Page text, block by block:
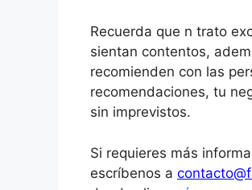
Recuerda que n trato
sientan contentos,
recomienden con las
recomendaciones, tu
sin imprevistos.
Si requieres más
escríbenos a